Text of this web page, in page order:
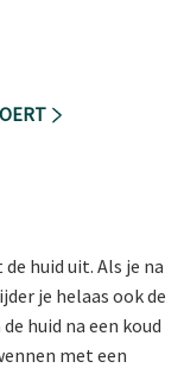
huid uit. Als je na
je helaas ook de
huid na een koud
met een